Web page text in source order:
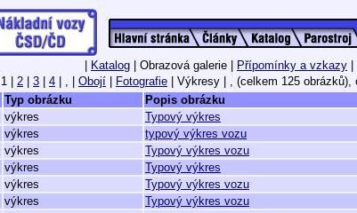
Katalog | Obrazová galerie | Přípomínky a vzkazy
| 1 | 2 3 4 | , | Obojí Fotografie | Výkresy | , (celkem 125 obrázků),
Typ obrázku
Popis obrázku
výkres
Typový výkres
výkres
typový výkres vozu
výkres
Typový výkres vozu
výkres
Typový výkres
výkres
Typový výkres vozu
výkres
Typový výkres vozu